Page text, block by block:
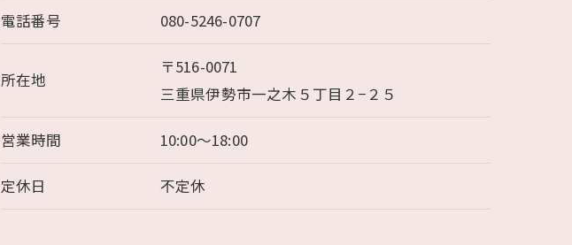
電話番号 080-5246-0707
所在地
〒516-0071
三重県伊勢市一之木５丁目２−２５
営業時間 10:00～18:00
定休日 不定休